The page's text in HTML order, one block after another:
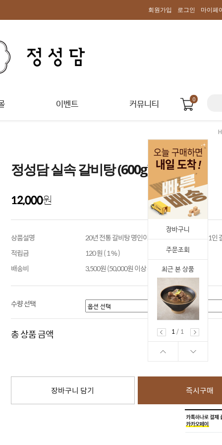
회원가입 로그인 마이페
이벤트 커뮤니티 0
장바구니
주문조회
최근 본 상품
1
/ 1
정성담 실속 갈비탕 (600g)
12,000원
상품설명
20년 전통 갈비탕 명인이 만든 한끼 딱 먹기 좋은 1인
적립금
120 원 ( 1 % )
배송비
3,500원 (50,000원 이상 구매 시 무료배송)
수량 선택
총 상품 금액
장바구니 담기 즉시구매